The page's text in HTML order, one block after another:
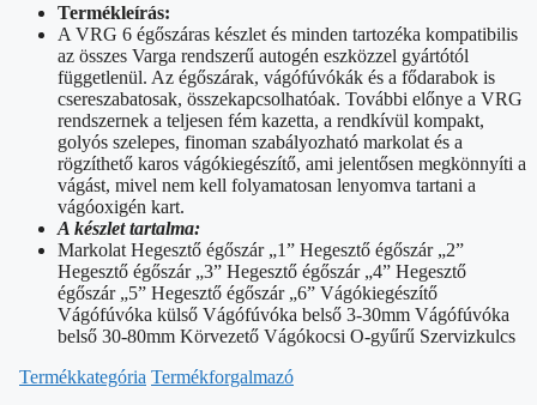
Termékleírás:
A VRG 6 égőszáras készlet és minden tartozéka kompatibilis
az összes Varga rendszerű autogén eszközzel gyártótól
függetlenül. Az égőszárak, vágófúvókák és a fődarabok is
csereszabatosak, összekapcsolhatóak. További előnye a VRG
rendszernek a teljesen fém kazetta, a rendkívül kompakt,
golyós szelepes, finoman szabályozható markolat és a
rögzíthető karos vágókiegészítő, ami jelentősen megkönnyíti a
vágást, mivel nem kell folyamatosan lenyomva tartani a
vágóoxigén kart.
A készlet tartalma:
Markolat Hegesztő égőszár „1” Hegesztő égőszár „2”
Hegesztő égőszár „3” Hegesztő égőszár „4” Hegesztő
égőszár „5” Hegesztő égőszár „6” Vágókiegészítő
Vágófúvóka külső Vágófúvóka belső 3-30mm Vágófúvóka
belső 30-80mm Körvezető Vágókocsi O-gyűrű Szervizkulcs
Termékkategória Termékforgalmazó